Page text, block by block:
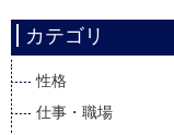
カテゴリ
性格
仕事・職場